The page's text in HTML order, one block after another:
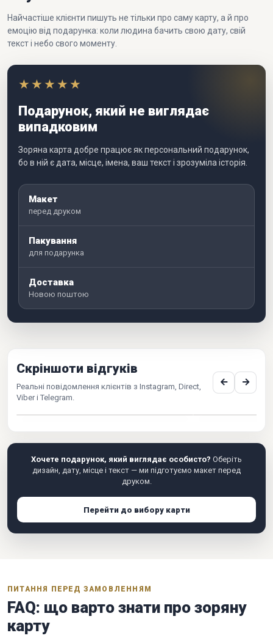
Найчастіше клієнти пишуть не тільки про саму карту, а й про
емоцію від подарунка: коли людина бачить свою дату, свій
текст і небо свого моменту.
★★★★★
Подарунок, який не виглядає
випадковим
Зоряна карта добре працює як персональний подарунок,
бо в ній є дата, місце, імена, ваш текст і зрозуміла історія.
Макет
перед друком
Пакування
для подарунка
Доставка
Новою поштою
Скріншоти відгуків
Реальні повідомлення клієнтів з Instagram, Direct,
Viber і Telegram.
Хочете подарунок, який виглядає особисто? Оберіть
дизайн, дату, місце і текст — ми підготуємо макет перед
друком.
Перейти до вибору карти
ПИТАННЯ ПЕРЕД ЗАМОВЛЕННЯМ
FAQ: що варто знати про зоряну
карту